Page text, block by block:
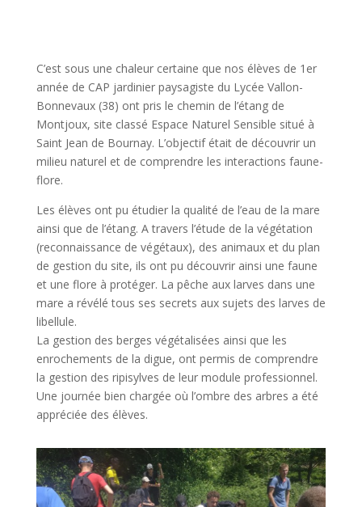
C’est sous une chaleur certaine que nos élèves de 1er
année de CAP jardinier paysagiste du Lycée Vallon-
Bonnevaux (38) ont pris le chemin de l’étang de
Montjoux, site classé Espace Naturel Sensible situé à
Saint Jean de Bournay. L’objectif était de découvrir un
milieu naturel et de comprendre les interactions faune-
flore.
Les élèves ont pu étudier la qualité de l’eau de la mare
ainsi que de l’étang. A travers l’étude de la végétation
(reconnaissance de végétaux), des animaux et du plan
de gestion du site, ils ont pu découvrir ainsi une faune
et une flore à protéger. La pêche aux larves dans une
mare a révélé tous ses secrets aux sujets des larves de
libellule.
La gestion des berges végétalisées ainsi que les
enrochements de la digue, ont permis de comprendre
la gestion des ripisylves de leur module professionnel.
Une journée bien chargée où l’ombre des arbres a été
appréciée des élèves.